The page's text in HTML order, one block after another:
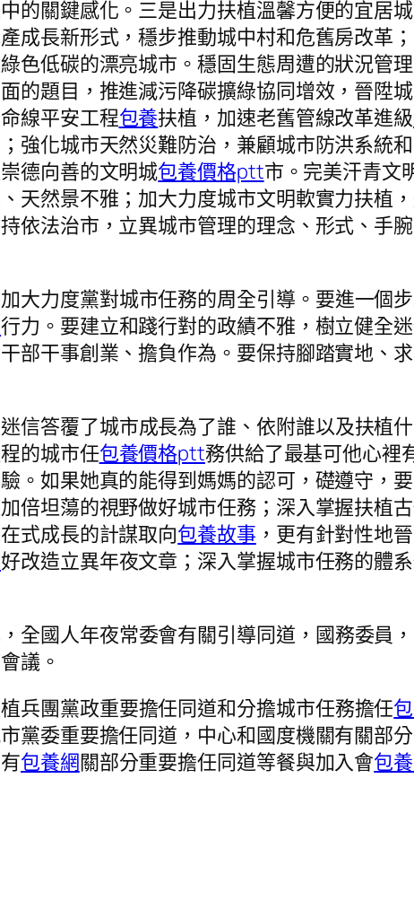
的關鍵感化。三是出力扶植溫馨方便的宜居
成長新形式，穩步推動城中村和危舊房改革
色低碳的漂亮城市。穩固生態周遭的狀況管
的題目，推進減污降碳擴綠協同增效，晉陞
線平安工程包養扶植，加速老舊管線改革進級
強化城市天然災難防治，兼顧城市防洪系統
德向善的文明城包養價格ptt市。完美汗青文
天然景不雅；加大力度城市文明軟實力扶植
依法治市，立異城市管理的理念、形式、手
大力度黨對城市任務的周全引導。要進一個
行力。要建立和踐行對的政績不雅，樹立健全
部干事創業、擔負作為。要保持腳踏實地、
信答覆了城市成長為了誰、依附誰以及扶植
的城市任包養價格ptt務供給了最基可他心裡
。如果她真的能得到媽媽的認可，礎遵守，
倍坦蕩的視野做好城市任務；深入掌握扶植
式成長的計謀取向包養故事 ，更有針對性地
好改造立異年夜文章；深入掌握城市任務的體
全國人年夜常委會有關引導同道，國務委員
議。
兵團黨政重要擔任同道和分擔城市任務擔任
黨委重要擔任同道，中心和國度機關有關部
包養網關部分重要擔任同道等餐與加入會包